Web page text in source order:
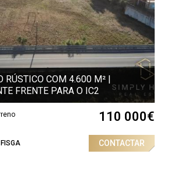
RÚSTICO COM 4.600 M² |
FRENTE PARA O IC2
110 000€
CONTACTAR